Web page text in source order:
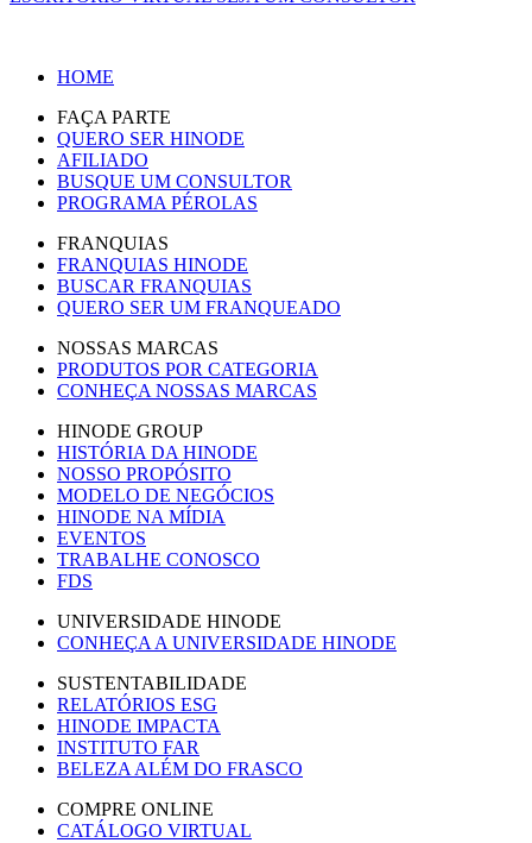
HOME
FAÇA PARTE
QUERO SER HINODE
AFILIADO
BUSQUE UM CONSULTOR
PROGRAMA PÉROLAS
FRANQUIAS
FRANQUIAS HINODE
BUSCAR FRANQUIAS
QUERO SER UM FRANQUEADO
NOSSAS MARCAS
PRODUTOS POR CATEGORIA
CONHEÇA NOSSAS MARCAS
HINODE GROUP
HISTÓRIA DA HINODE
NOSSO PROPÓSITO
MODELO DE NEGÓCIOS
HINODE NA MÍDIA
EVENTOS
TRABALHE CONOSCO
FDS
UNIVERSIDADE HINODE
CONHEÇA A UNIVERSIDADE HINODE
SUSTENTABILIDADE
RELATÓRIOS ESG
HINODE IMPACTA
INSTITUTO FAR
BELEZA ALÉM DO FRASCO
COMPRE ONLINE
CATÁLOGO VIRTUAL